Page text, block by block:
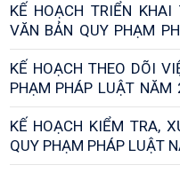
KẾ HOẠCH TRIỂN
VĂN BẢN QUY PHẠM
TÂY PHÚ NĂM 2026
KẾ HOẠCH THEO DÕI
PHẠM PHÁP LUẬT NĂM
PHÚ
KẾ HOẠCH KIỂM TRA,
QUY PHẠM PHÁP LUẬT